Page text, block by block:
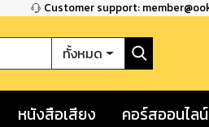
Customer support:
ทั้งหมด
หนังสือเสียง คอร์สออนไลน์